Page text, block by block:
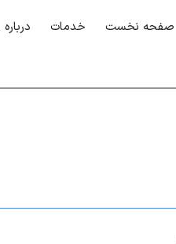
صفحه نخست خدمات